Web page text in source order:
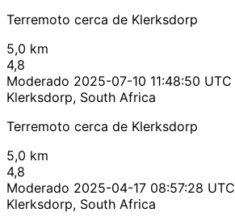
Terremoto cerca de Klerksdorp
5,0 km
4,8
Moderado 2025-07-10 11:48:50 UTC
Klerksdorp, South Africa
Terremoto cerca de Klerksdorp
5,0 km
4,8
Moderado 2025-04-17 08:57:28 UTC
Klerksdorp, South Africa